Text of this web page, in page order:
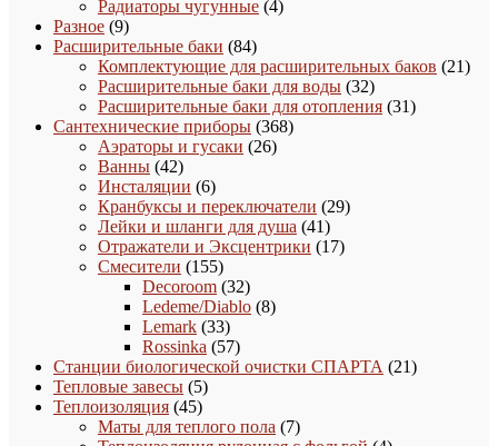
Радиаторы чугунные 44
Разное 99
товаров
Расширительные баки 8484
товара
Комплектующие для расширительных баков 2121
Расширительные баки для воды 3232
товара
Расширительные баки для отопления 3131
Сантехнические приборы 368368
Аэраторы и гусаки 2626
Ванны 4242
товара
Инсталяции 66
товаров
Кранбуксы и переключатели 2929
Лейки и шланги для душа 4141
товар
Отражатели и Эксцентрики 1717
Смесители 155155
товаров
Decoroom 3232
товара
Ledeme/Diablo 88
Lemark 3333
товара
Rossinka 5757
товаров
Станции биологической очистки СПАРТА 2121
Тепловые завесы 55
товаров
Теплоизоляция 4545
товаров
Маты для теплого пола 77